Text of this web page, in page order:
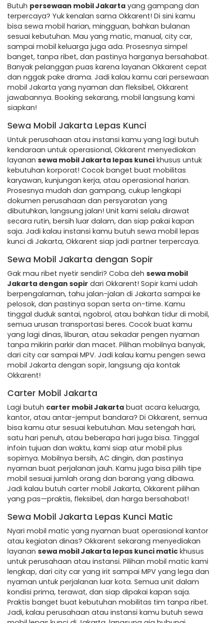
Butuh persewaan mobil Jakarta yang gampang dan
terpercaya? Yuk kenalan sama Okkarent! Di sini kamu
bisa sewa mobil harian, mingguan, bahkan bulanan
sesuai kebutuhan. Mau yang matic, manual, city car,
sampai mobil keluarga juga ada. Prosesnya simpel
banget, tanpa ribet, dan pastinya harganya bersahabat.
Banyak pelanggan puas karena layanan Okkarent cepat
dan nggak pake drama. Jadi kalau kamu cari persewaan
mobil Jakarta yang nyaman dan fleksibel, Okkarent
jawabannya. Booking sekarang, mobil langsung kami
siapkan!
Sewa Mobil Jakarta Lepas Kunci
Untuk perusahaan atau instansi kamu yang lagi butuh
kendaraan untuk operasional, Okkarent menyediakan
layanan sewa mobil Jakarta lepas kunci khusus untuk
kebutuhan korporat! Cocok banget buat mobilitas
karyawan, kunjungan kerja, atau operasional harian.
Prosesnya mudah dan gampang, cukup lengkapi
dokumen perusahaan dan persyaratan yang
dibutuhkan, langsung jalan! Unit kami selalu dirawat
secara rutin, bersih luar dalam, dan siap pakai kapan
saja. Jadi kalau instansi kamu butuh sewa mobil lepas
kunci di Jakarta, Okkarent siap jadi partner terpercaya.
Sewa Mobil Jakarta dengan Sopir
Gak mau ribet nyetir sendiri? Coba deh sewa mobil
Jakarta dengan sopir dari Okkarent! Sopir kami udah
berpengalaman, tahu jalan-jalan di Jakarta sampai ke
pelosok, dan pastinya sopan serta on-time. Kamu
tinggal duduk santai, ngobrol, atau bahkan tidur di mobil,
semua urusan transportasi beres. Cocok buat kamu
yang lagi dinas, liburan, atau sekadar pengen nyaman
tanpa mikirin parkir dan macet. Pilihan mobilnya banyak,
dari city car sampai MPV. Jadi kalau kamu pengen sewa
mobil Jakarta dengan sopir, langsung aja kontak
Okkarent!
Carter Mobil Jakarta
Lagi butuh carter mobil Jakarta buat acara keluarga,
kantor, atau antar-jemput bandara? Di Okkarent, semua
bisa kamu atur sesuai kebutuhan. Mau setengah hari,
satu hari penuh, atau beberapa hari juga bisa. Tinggal
infoin tujuan dan waktu, kami siap atur mobil plus
sopirnya. Mobilnya bersih, AC dingin, dan pastinya
nyaman buat perjalanan jauh. Kamu juga bisa pilih tipe
mobil sesuai jumlah orang dan barang yang dibawa.
Jadi kalau butuh carter mobil Jakarta, Okkarent pilihan
yang pas—praktis, fleksibel, dan harga bersahabat!
Sewa Mobil Jakarta Lepas Kunci Matic
Nyari mobil matic yang nyaman buat operasional kantor
atau kegiatan dinas? Okkarent sekarang menyediakan
layanan sewa mobil Jakarta lepas kunci matic khusus
untuk perusahaan atau instansi. Pilihan mobil matic kami
lengkap, dari city car yang irit sampai MPV yang lega dan
nyaman untuk perjalanan luar kota. Semua unit dalam
kondisi prima, terawat, dan siap dipakai kapan saja.
Praktis banget buat kebutuhan mobilitas tim tanpa ribet.
Jadi, kalau perusahaan atau instansi kamu butuh sewa